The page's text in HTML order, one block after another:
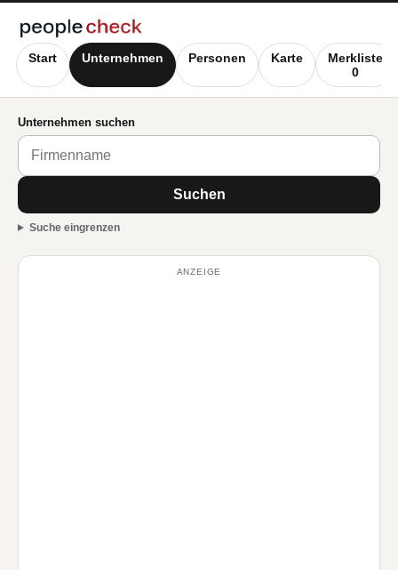
Start Unternehmen Personen Karte
Merkliste
0
Unternehmen suchen
Suchen
Suche eingrenzen
ANZEIGE